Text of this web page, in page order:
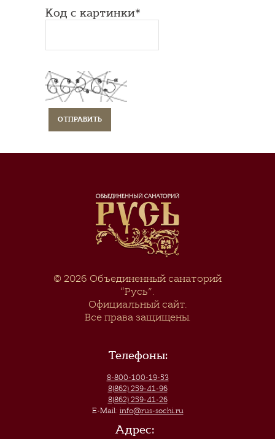
Код с картинки*
© 2026 Объединенный санаторий
“Русь”.
Официальный сайт.
Все права защищены.
Телефоны:
8-800-100-19-53
8(862) 259-41-96
8(862) 259-41-26
E-Mail: info@rus-sochi.ru
Адрес: